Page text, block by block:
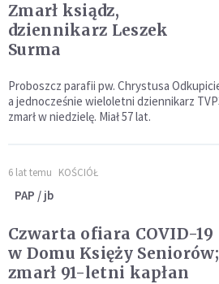
Zmarł ksiądz,
dziennikarz Leszek
Surma
Proboszcz parafii pw. Chrystusa
a jednocześnie wieloletni dziennikarz
zmarł w niedzielę. Miał 57 lat.
6 lat temu KOŚCIÓŁ
PAP / jb
Czwarta ofiara COVID-19
w Domu Księży Seniorów;
zmarł 91-letni kapłan